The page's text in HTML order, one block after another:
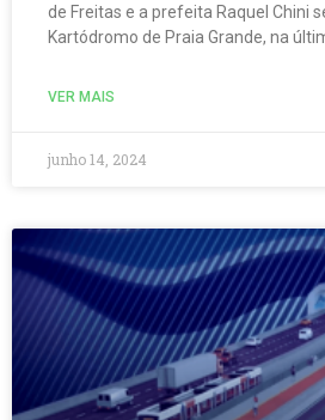
de Freitas e a prefeita Raquel Chini
Kartódromo de Praia Grande, na
VER MAIS
junho 14, 2024